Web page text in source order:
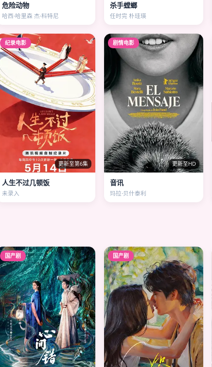
危险动物
哈西·哈里森 杰·科特尼
杀手螳螂
任时完 朴珪瑛
纪录电影
更新至第6集
人生不过几顿饭
未录入
剧情电影
更新至HD
音讯
玛拉·贝什泰利
国产剧 国产剧